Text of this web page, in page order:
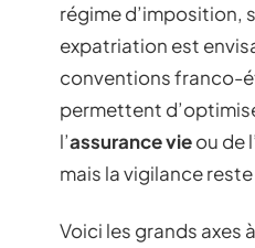
régime d’imposition,
expatriation est
conventions franco-
permettent
l’assurance vieou de
mais la vigilance
Voici les grands axes